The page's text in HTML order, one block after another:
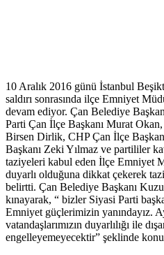
10 Aralık 2016 günü İstanbul
saldırı sonrasında ilçe Emniyet
devam ediyor. Çan Belediye
Parti Çan İlçe Başkanı Murat
Birsen Dirlik, CHP Çan İlçe
Başkanı Zeki Yılmaz ve partililer
taziyeleri kabul eden İlçe Emniyet
duyarlı olduğuna dikkat çekerek
belirtti. Çan Belediye Başkanı
kınayarak, “ bizler Siyasi Parti
Emniyet güçlerimizin yanındayız.
vatandaşlarımızın duyarlılığı ile
engelleyemeyecektir” şeklinde